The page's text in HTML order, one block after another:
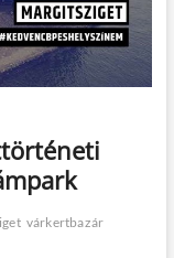
o
n
várkertbazár